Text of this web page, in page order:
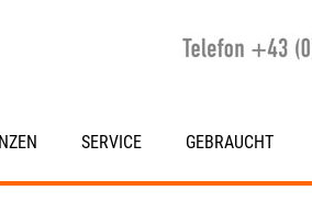
SERVICE GEBRAUCHT